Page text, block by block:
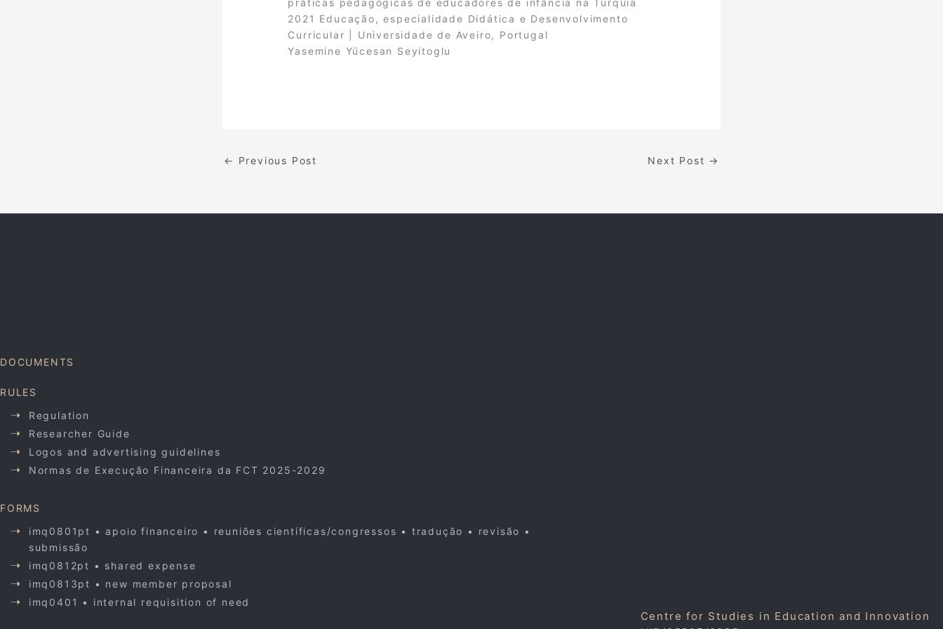
2021 Educação, especialidade Didática e Desenvolvimento
Curricular | Universidade de Aveiro, Portugal
Yasemine Yücesan Seyitoglu
← Previous Post Next Post →
DOCUMENTS
RULES
Regulation
Researcher Guide
Logos and advertising guidelines
Normas de Execução Financeira da FCT 2025-2029
FORMS
imq0801pt • apoio financeiro • reuniões científicas/congressos • tradução • revisão •
submissão
imq0812pt • shared expense
imq0813pt • new member proposal
imq0401 • internal requisition of need
Centre for Studies in Education and Innovation